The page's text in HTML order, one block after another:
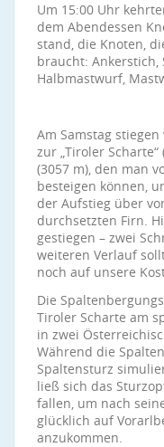
Um 15:00 Uhr
dem Abendessen
stand, die Knoten,
braucht: Ankerstich,
Halbmastwurf,
Am Samstag
zur „Tiroler Scharte“
(3057 m), den man
besteigen können,
der Aufstieg über
durchsetzten Firn.
gestiegen – zwei
weiteren Verlauf
noch auf unsere
Die
Tiroler Scharte am
in zwei
Während die
Spaltensturz
ließ sich das
fallen, um nach
glücklich auf
anzukommen.